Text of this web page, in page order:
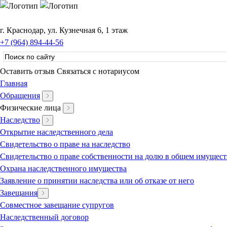
г. Краснодар, ул. Кузнечная 6, 1 этаж
+7 (964) 894-44-56
Оставить отзыв Связаться с нотариусом
Главная
Обращения
Физические лица
Наследство
Открытие наследственного дела
Свидетельство о праве на наследство
Свидетельство о праве собственности на долю в общем
Охрана наследственного имущества
Заявление о принятии наследства или об отказе от него
Завещания
Совместное завещание супругов
Наследственный договор